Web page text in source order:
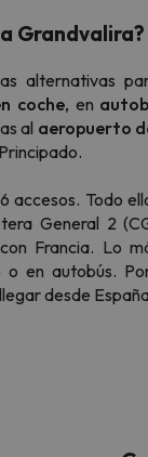
Grandvalira?
alternativas
coche, en
al aeropuerto
accesos. Todo
General 2
Francia. Lo
o en autobús.
desde